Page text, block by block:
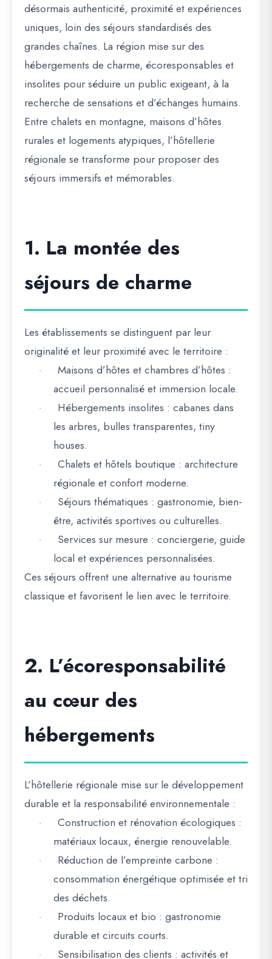
désormais authenticité, proximité et expériences
uniques, loin des séjours standardisés des
grandes chaînes. La région mise sur des
hébergements de charme, écoresponsables et
insolites pour séduire un public exigeant, à la
recherche de sensations et d’échanges humains.
Entre chalets en montagne, maisons d’hôtes
rurales et logements atypiques, l’hôtellerie
régionale se transforme pour proposer des
séjours immersifs et mémorables.
1. La montée des
séjours de charme
Les établissements se distinguent par leur
originalité et leur proximité avec le territoire :
· Maisons d’hôtes et chambres d’hôtes :
accueil personnalisé et immersion locale.
· Hébergements insolites : cabanes dans
les arbres, bulles transparentes, tiny
houses.
· Chalets et hôtels boutique : architecture
régionale et confort moderne.
· Séjours thématiques : gastronomie, bien-
être, activités sportives ou culturelles.
· Services sur mesure : conciergerie, guide
local et expériences personnalisées.
Ces séjours offrent une alternative au tourisme
classique et favorisent le lien avec le territoire.
2. L’écoresponsabilité
au cœur des
hébergements
L’hôtellerie régionale mise sur le développement
durable et la responsabilité environnementale :
· Construction et rénovation écologiques :
matériaux locaux, énergie renouvelable.
· Réduction de l’empreinte carbone :
consommation énergétique optimisée et tri
des déchets.
· Produits locaux et bio : gastronomie
durable et circuits courts.
· Sensibilisation des clients : activités et